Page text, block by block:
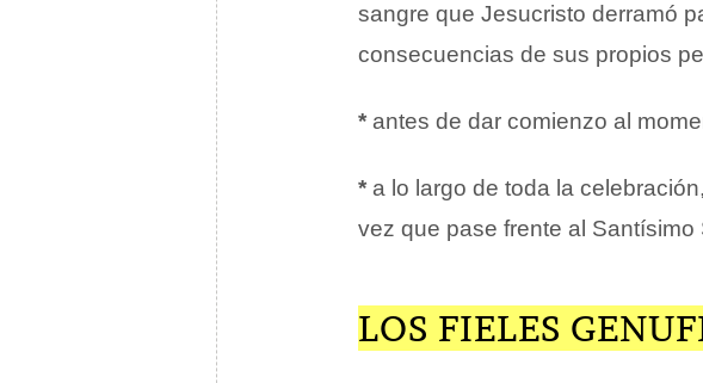
sangre que Jesucristo derramó
consecuencias de sus propios
* antes de dar comienzo al
* a lo largo de toda la
vez que pase frente al Santísimo
LOS FIELES